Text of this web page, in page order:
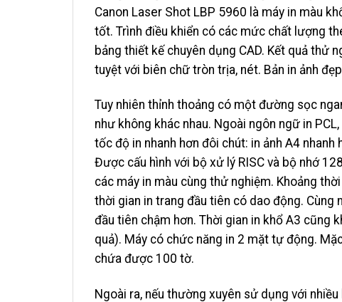
Canon Laser Shot LBP 5960 là máy in màu
tốt. Trình điều khiển có các mức chất lượng
bảng thiết kế chuyên dụng CAD. Kết quả thử
tuyệt với biên chữ tròn trịa, nét. Bản in ảnh
Tuy nhiên thỉnh thoảng có một đường sọc
như không khác nhau. Ngoài ngôn ngữ in
tốc độ in nhanh hơn đôi chút: in ảnh A4
Được cấu hình với bộ xử lý RISC và bộ nhớ
các máy in màu cùng thử nghiệm. Khoảng
thời gian in trang đầu tiên có dao động. Cùng
đầu tiên chậm hơn. Thời gian in khổ A3 cũng
quả). Máy có chức năng in 2 mặt tự động.
chứa được 100 tờ.
Ngoài ra, nếu thường xuyên sử dụng với